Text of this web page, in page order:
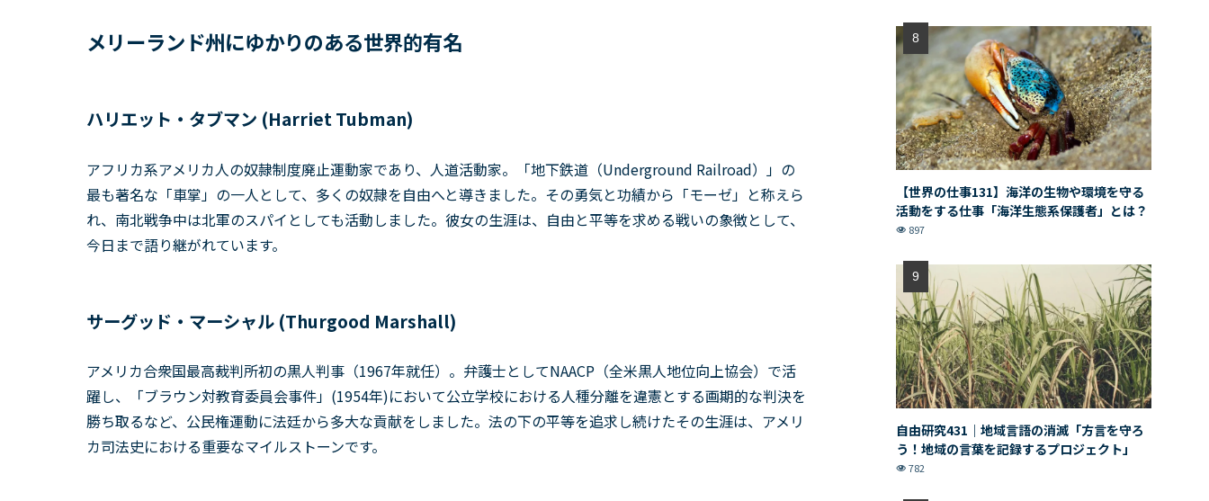
メリーランド州にゆかりのある世界的有名
ハリエット・タブマン (Harriet Tubman)
アフリカ系アメリカ人の奴隷制度廃止運動家であり、人道活動家。「地下鉄道（Underground Railroad）」の
最も著名な「車掌」の一人として、多くの奴隷を自由へと導きました。その勇気と功績から「モーゼ」と称えら
れ、南北戦争中は北軍のスパイとしても活動しました。彼女の生涯は、自由と平等を求める戦いの象徴として、
今日まで語り継がれています。
サーグッド・マーシャル (Thurgood Marshall)
アメリカ合衆国最高裁判所初の黒人判事（1967年就任）。弁護士としてNAACP（全米黒人地位向上協会）で活
躍し、「ブラウン対教育委員会事件」(1954年)において公立学校における人種分離を違憲とする画期的な判決を
勝ち取るなど、公民権運動に法廷から多大な貢献をしました。法の下の平等を追求し続けたその生涯は、アメリ
カ司法史における重要なマイルストーンです。
【世界の仕事131】海洋の生物や環境を守る
活動をする仕事「海洋生態系保護者」とは？
897
自由研究431｜地域言語の消滅「方言を守ろ
う！地域の言葉を記録するプロジェクト」
782